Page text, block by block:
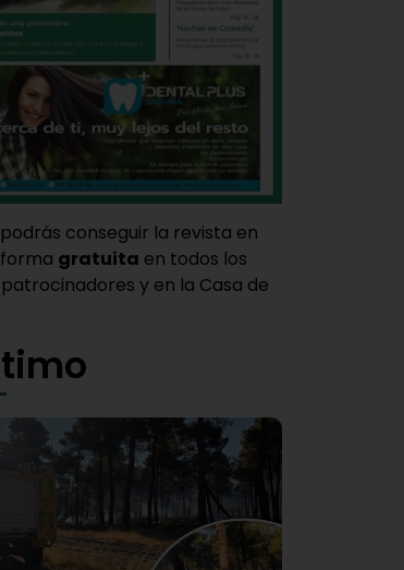
conseguir la revista en
gratuita en todos los
y en la Casa de